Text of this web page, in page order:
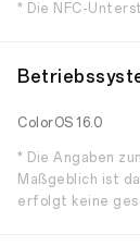
* Die NFC-
ColorOS 16.0
* Die Angaben
Maßgeblich ist
erfolgt keine